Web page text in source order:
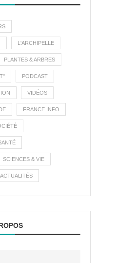
L'ARCHIPELLE
PLANTES & ARBRES
PODCAST
VIDÉOS
FRANCE INFO
SCIENCES & VIE
ACTUALITÉS